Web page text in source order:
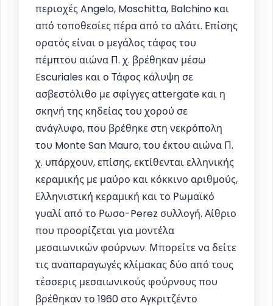
περιοχές Angelo, Moschitta, Balchino και
από τοποθεσίες πέρα από το αλάτι. Επίσης
ορατός είναι ο μεγάλος τάφος του
πέμπτου αιώνα Π. χ. βρέθηκαν μέσω
Escuriales και ο Τάφος κάλυψη σε
ασβεστόλιθο με σφίγγες attergate και η
σκηνή της κηδείας του χορού σε
ανάγλυφο, που βρέθηκε στη νεκρόπολη
του Monte San Mauro, του έκτου αιώνα Π.
χ. υπάρχουν, επίσης, εκτίθενται ελληνικής
κεραμικής με μαύρο και κόκκινο αριθμούς,
Ελληνιστική κεραμική και το Ρωμαϊκό
γυαλί από το Ρωσο-Perez συλλογή. Αίθριο
που προορίζεται για μοντέλα
μεσαιωνικών φούρνων. Μπορείτε να δείτε
τις αναπαραγωγές κλίμακας δύο από τους
τέσσερις μεσαιωνικούς φούρνους που
βρέθηκαν το 1960 στο Αγκριτζέντο